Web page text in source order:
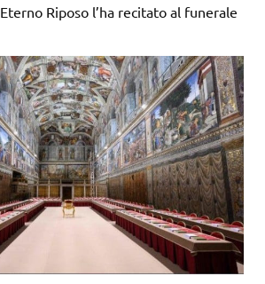
Riposo l’ha recitato al funerale